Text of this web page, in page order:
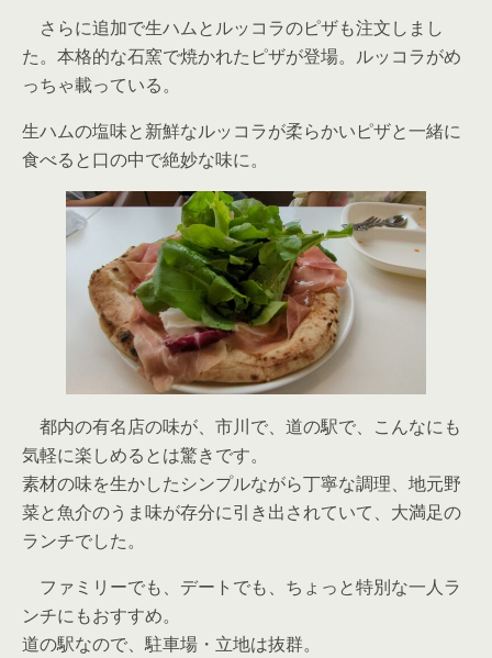
さらに追加で生ハムとルッコラのピザも注文しまし
た。本格的な石窯で焼かれたピザが登場。ルッコラがめ
っちゃ載っている。
生ハムの塩味と新鮮なルッコラが柔らかいピザと一緒に
食べると口の中で絶妙な味に。
都内の有名店の味が、市川で、道の駅で、こんなにも
気軽に楽しめるとは驚きです。
素材の味を生かしたシンプルながら丁寧な調理、地元野
菜と魚介のうま味が存分に引き出されていて、大満足の
ランチでした。
ファミリーでも、デートでも、ちょっと特別な一人ラ
ンチにもおすすめ。
道の駅なので、駐車場・立地は抜群。